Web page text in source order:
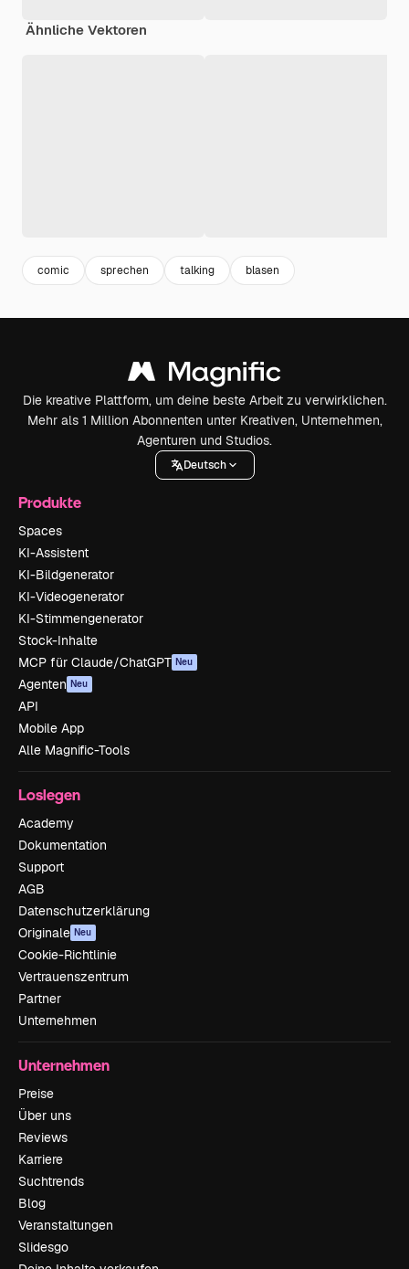
Ähnliche Vektoren
comic sprechen talking blasen
Die kreative Plattform, um deine beste Arbeit zu verwirklichen.
Mehr als 1 Million Abonnenten unter Kreativen, Unternehmen,
Agenturen und Studios.
Deutsch
Produkte
Spaces
KI-Assistent
KI-Bildgenerator
KI-Videogenerator
KI-Stimmengenerator
Stock-Inhalte
MCP für Claude/ChatGPT Neu
Agenten Neu
API
Mobile App
Alle Magnific-Tools
Loslegen
Academy
Dokumentation
Support
AGB
Datenschutzerklärung
Originale Neu
Cookie-Richtlinie
Vertrauenszentrum
Partner
Unternehmen
Unternehmen
Preise
Über uns
Reviews
Karriere
Suchtrends
Blog
Veranstaltungen
Slidesgo